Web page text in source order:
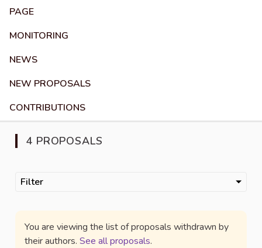
PAGE
MONITORING
NEWS
NEW PROPOSALS
CONTRIBUTIONS
4 PROPOSALS
Filter
You are viewing the list of proposals withdrawn by
their authors. See all proposals.